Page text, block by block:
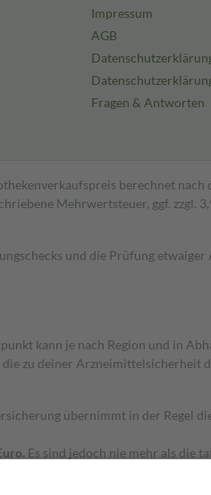
Impressum
AGB
Fragen & Antworten
berechnet nach
Mehrwertsteuer, ggf. zzgl.
und die Prüfung etwaiger
kann je nach Region und in
zu deiner Arzneimittelsicherheit
übernimmt in der Regel
Es sind jedoch nie mehr als die